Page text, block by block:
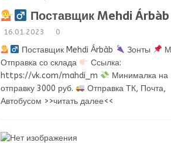
Поставщик Mehdi Árbàb
16.01.2023 0
Поставщик Mehdi Árbàb Зонты
Отправка со склада
Ссылка:
https://vk.com/mahdi_m
Минималка на
отправку 3000 руб.
Отправка ТК, Почта,
Автобусом >>читать далее<<